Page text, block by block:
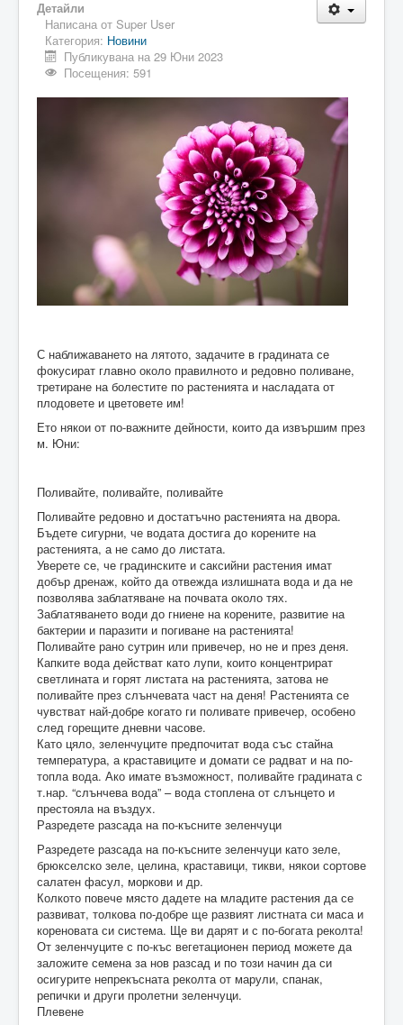
Детайли
Написана от Super User
Категория: Новини
Публикувана на 29 Юни 2023
Посещения: 591
С наближаването на лятото, задачите в градината се
фокусират главно около правилното и редовно поливане,
третиране на болестите по растенията и насладата от
плодовете и цветовете им!
Ето някои от по-важните дейности, които да извършим през
м. Юни:
Поливайте, поливайте, поливайте
Поливайте редовно и достатъчно растенията на двора.
Бъдете сигурни, че водата достига до корените на
растенията, а не само до листата.
Уверете се, че градинските и саксийни растения имат
добър дренаж, който да отвежда излишната вода и да не
позволява заблатяване на почвата около тях.
Заблатяването води до гниене на корените, развитие на
бактерии и паразити и погиване на растенията!
Поливайте рано сутрин или привечер, но не и през деня.
Капките вода действат като лупи, които концентрират
светлината и горят листата на растенията, затова не
поливайте през слънчевата част на деня! Растенията се
чувстват най-добре когато ги поливате привечер, особено
след горещите дневни часове.
Като цяло, зеленчуците предпочитат вода със стайна
температура, а краставиците и домати се радват и на по-
топла вода. Ако имате възможност, поливайте градината с
т.нар. “слънчева вода” – вода стоплена от слънцето и
престояла на въздух.
Разредете разсада на по-късните зеленчуци
Разредете разсада на по-късните зеленчуци като зеле,
брюкселско зеле, целина, краставици, тикви, някои сортове
салатен фасул, моркови и др.
Колкото повече място дадете на младите растения да се
развиват, толкова по-добре ще развият листната си маса и
кореновата си система. Ще ви дарят и с по-богата реколта!
От зеленчуците с по-къс вегетационен период можете да
заложите семена за нов разсад и по този начин да си
осигурите непрекъсната реколта от марули, спанак,
репички и други пролетни зеленчуци.
Плевене